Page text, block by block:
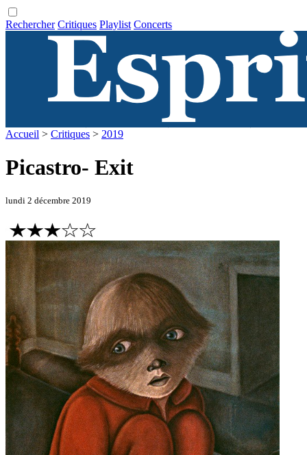
Rechercher Critiques Playlist Concerts
Accueil > Critiques > 2019
Picastro- Exit
lundi 2 décembre 2019